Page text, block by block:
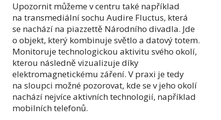
Upozornit můžeme v centru také například
na transmediální sochu Audire Fluctus, která
se nachází na piazzettě Národního divadla. Jde
o objekt, který kombinuje světlo a datový totem.
Monitoruje technologickou aktivitu svého okolí,
kterou následně vizualizuje díky
elektromagnetickému záření. V praxi je tedy
na sloupci možné pozorovat, kde se v jeho okolí
nachází nejvíce aktivních technologií, například
mobilních telefonů.